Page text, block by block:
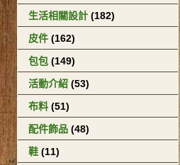
生活相關設計 (182)
皮件 (162)
包包 (149)
活動介紹 (53)
布料 (51)
配件飾品 (48)
鞋 (11)